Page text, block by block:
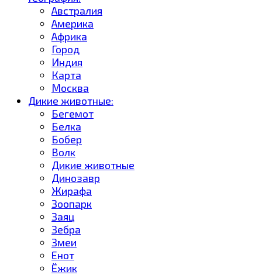
Австралия
Америка
Африка
Город
Индия
Карта
Москва
Дикие животные:
Бегемот
Белка
Бобер
Волк
Дикие животные
Динозавр
Жирафа
Зоопарк
Заяц
Зебра
Змеи
Енот
Ёжик